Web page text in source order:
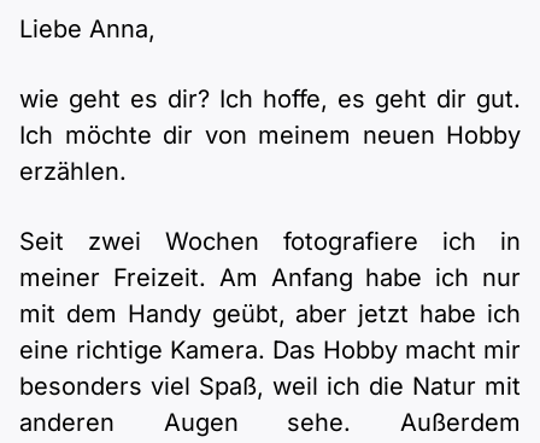
Motivationsbriefe
Liebe Anna,
wie geht es dir? Ich hoffe, es geht dir gut.
Ich möchte dir von meinem neuen Hobby
erzählen.
Seit zwei Wochen fotografiere ich in
meiner Freizeit. Am Anfang habe ich nur
mit dem Handy geübt, aber jetzt habe ich
eine richtige Kamera. Das Hobby macht mir
besonders viel Spaß, weil ich die Natur mit
anderen Augen sehe. Außerdem